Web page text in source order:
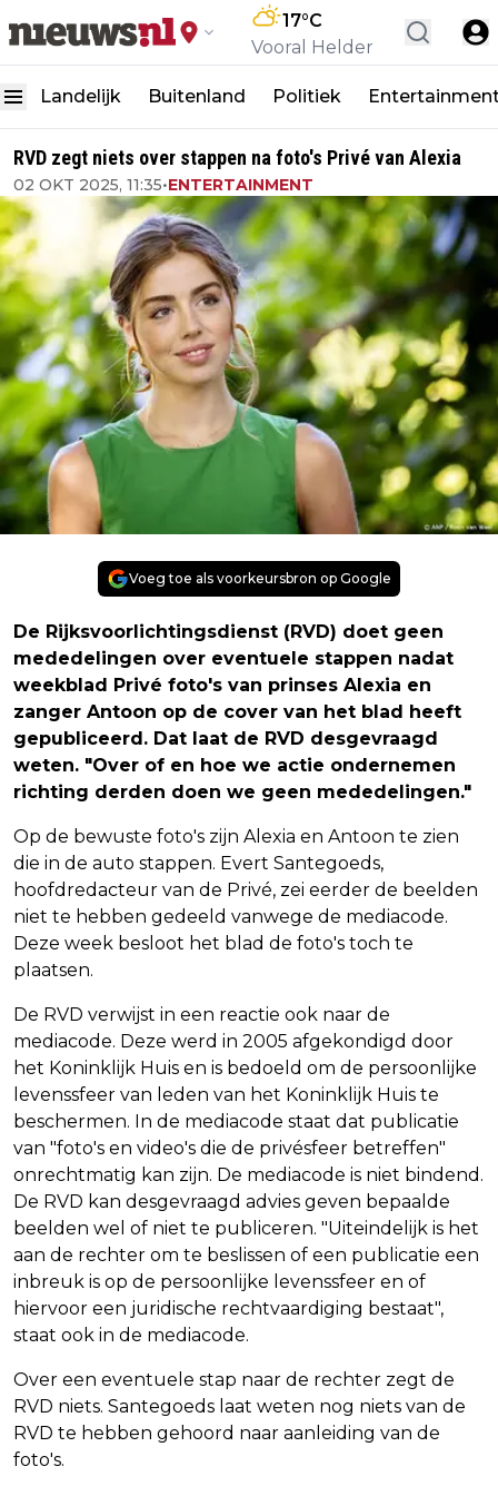
17°C
Vooral Helder
Landelijk Buitenland Politiek
RVD zegt niets over stappen na foto's Privé van Alexia
02 OKT 2025, 11:35•ENTERTAINMENT
Voeg toe als voorkeursbron op Google
De Rijksvoorlichtingsdienst (RVD) doet geen
mededelingen over eventuele stappen nadat
weekblad Privé foto's van prinses Alexia en
zanger Antoon op de cover van het blad heeft
gepubliceerd. Dat laat de RVD desgevraagd
weten. "Over of en hoe we actie ondernemen
richting derden doen we geen mededelingen."
Op de bewuste foto's zijn Alexia en Antoon te zien
die in de auto stappen. Evert Santegoeds,
hoofdredacteur van de Privé, zei eerder de beelden
niet te hebben gedeeld vanwege de mediacode.
Deze week besloot het blad de foto's toch te
plaatsen.
De RVD verwijst in een reactie ook naar de
mediacode. Deze werd in 2005 afgekondigd door
het Koninklijk Huis en is bedoeld om de persoonlijke
levenssfeer van leden van het Koninklijk Huis te
beschermen. In de mediacode staat dat publicatie
van "foto's en video's die de privésfeer betreffen"
onrechtmatig kan zijn. De mediacode is niet bindend.
De RVD kan desgevraagd advies geven bepaalde
beelden wel of niet te publiceren. "Uiteindelijk is het
aan de rechter om te beslissen of een publicatie een
inbreuk is op de persoonlijke levenssfeer en of
hiervoor een juridische rechtvaardiging bestaat",
staat ook in de mediacode.
Over een eventuele stap naar de rechter zegt de
RVD niets. Santegoeds laat weten nog niets van de
RVD te hebben gehoord naar aanleiding van de
foto's.